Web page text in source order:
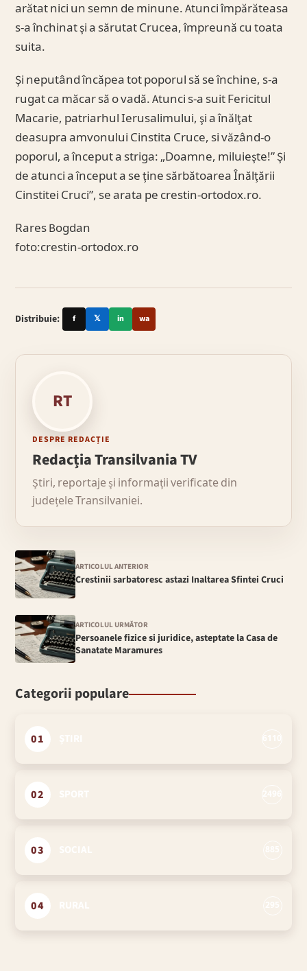
arătat nici un semn de minune. Atunci împărăteasa
s-a închinat şi a sărutat Crucea, împreună cu toata
suita.
Şi neputând încăpea tot poporul să se închine, s-a
rugat ca măcar să o vadă. Atunci s-a suit Fericitul
Macarie, patriarhul Ierusalimului, şi a înălţat
deasupra amvonului Cinstita Cruce, si văzând-o
poporul, a început a striga: „Doamne, miluieşte!” Şi
de atunci a început a se ţine sărbătoarea Înălţării
Cinstitei Cruci”, se arata pe crestin-ortodox.ro.
Rares Bogdan
foto:crestin-ortodox.ro
Distribuie: f 𝕏 in wa
RT
DESPRE REDACȚIE
Redacția Transilvania TV
Știri, reportaje și informații verificate din
județele Transilvaniei.
ARTICOLUL ANTERIOR
Crestinii sarbatoresc astazi Inaltarea Sfintei Cruci
ARTICOLUL URMĂTOR
Persoanele fizice si juridice, asteptate la Casa de
Sanatate Maramures
Categorii populare
01
02
03
04